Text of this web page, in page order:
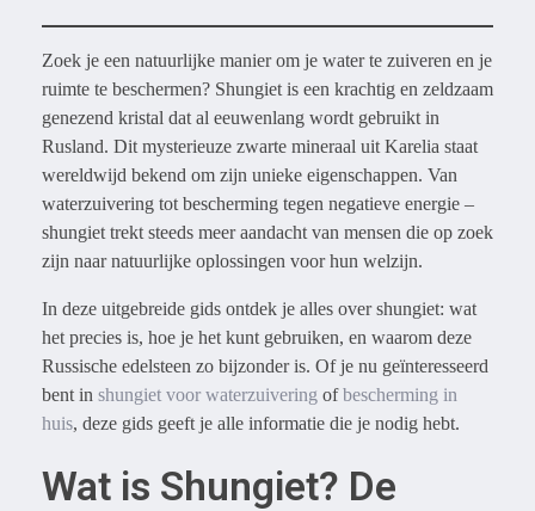
Zoek je een natuurlijke manier om je water te zuiveren en je
ruimte te beschermen? Shungiet is een krachtig en zeldzaam
genezend kristal dat al eeuwenlang wordt gebruikt in
Rusland. Dit mysterieuze zwarte mineraal uit Karelia staat
wereldwijd bekend om zijn unieke eigenschappen. Van
waterzuivering tot bescherming tegen negatieve energie –
shungiet trekt steeds meer aandacht van mensen die op zoek
zijn naar natuurlijke oplossingen voor hun welzijn.
In deze uitgebreide gids ontdek je alles over shungiet: wat
het precies is, hoe je het kunt gebruiken, en waarom deze
Russische edelsteen zo bijzonder is. Of je nu geïnteresseerd
bent in shungiet voor waterzuivering ofbescherming in
huis, deze gids geeft je alle informatie die je nodig hebt.
Wat is Shungiet? De